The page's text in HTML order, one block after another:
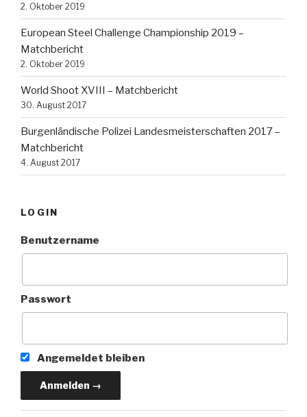
2. Oktober 2019
European Steel Challenge Championship 2019 –
Matchbericht
2. Oktober 2019
World Shoot XVIII – Matchbericht
30. August 2017
Burgenländische Polizei Landesmeisterschaften 2017 –
Matchbericht
4. August 2017
LOGIN
Benutzername
Passwort
Angemeldet bleiben